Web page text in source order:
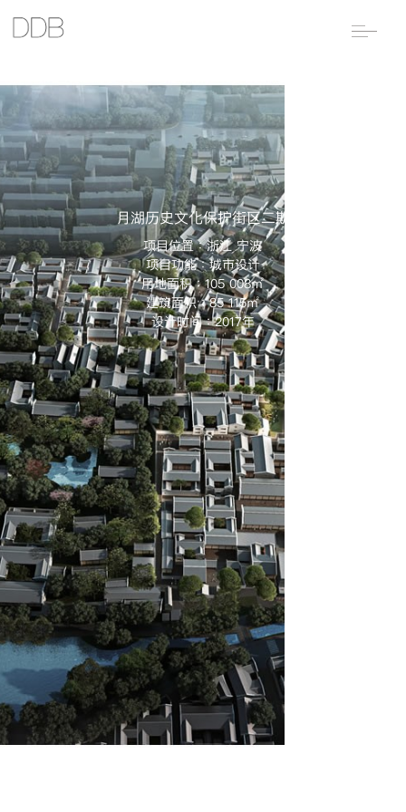
月湖历史文化保护街区二期
项目位置：浙江 宁波
项目功能：城市设计
用地面积：105 008㎡
建筑面积：85 115㎡
设计时间：2017年